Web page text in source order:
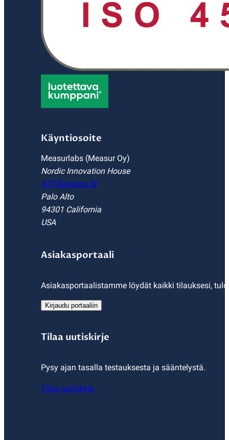
Käyntiosoite
Measurlabs (Measur Oy)
Nordic Innovation House
470 Ramona St
Palo Alto
94301 California
USA
Asiakasportaali
Asiakasportaalistamme löydät kaikki tilauksesi,
Kirjaudu portaaliin
Tilaa uutiskirje
Pysy ajan tasalla testauksesta ja sääntelystä.
Tilaa uutiskirje